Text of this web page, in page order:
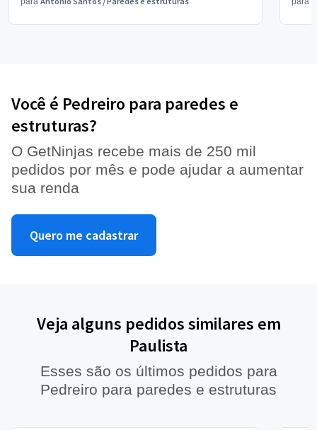
Você é Pedreiro para paredes e
estruturas?
O GetNinjas recebe mais de 250 mil
pedidos por mês e pode ajudar a aumentar
sua renda
Quero me cadastrar
Veja alguns pedidos similares em
Paulista
Esses são os últimos pedidos para
Pedreiro para paredes e estruturas